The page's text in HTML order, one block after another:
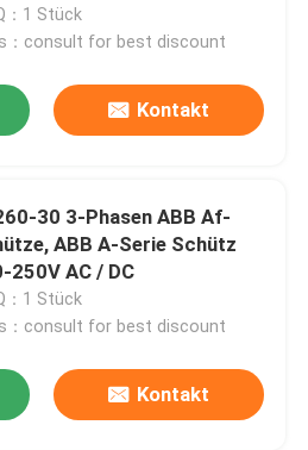
：1 Stück
：consult for best discount
Kontakt
30 3-Phasen ABB Af-
ABB A-Serie Schütz
250V AC / DC
：1 Stück
：consult for best discount
Kontakt